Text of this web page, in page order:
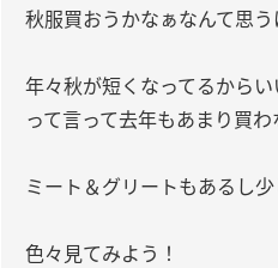
秋服買おうかなぁなんて思う
年々秋が短くなってるから
って言って去年もあまり買
ミート＆グリートもあるし
色々見てみよう！